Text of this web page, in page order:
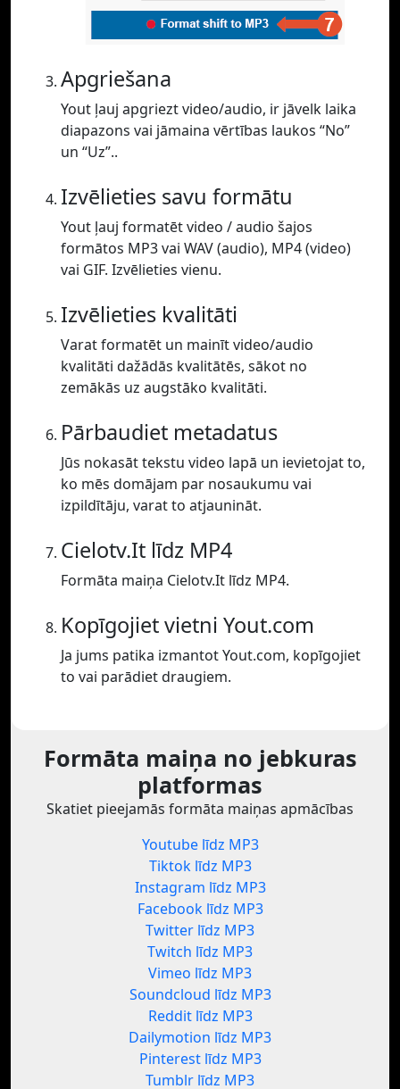
Apgriešana
Yout ļauj apgriezt video/audio, ir jāvelk laika
diapazons vai jāmaina vērtības laukos “No”
un “Uz”..
Izvēlieties savu formātu
Yout ļauj formatēt video / audio šajos
formātos MP3 vai WAV (audio), MP4 (video)
vai GIF. Izvēlieties vienu.
Izvēlieties kvalitāti
Varat formatēt un mainīt video/audio
kvalitāti dažādās kvalitātēs, sākot no
zemākās uz augstāko kvalitāti.
Pārbaudiet metadatus
Jūs nokasāt tekstu video lapā un ievietojat to,
ko mēs domājam par nosaukumu vai
izpildītāju, varat to atjaunināt.
Cielotv.It līdz MP4
Formāta maiņa Cielotv.It līdz MP4.
Kopīgojiet vietni Yout.com
Ja jums patika izmantot Yout.com, kopīgojiet
to vai parādiet draugiem.
Formāta maiņa no jebkuras
platformas
Skatiet pieejamās formāta maiņas apmācības
Youtube līdz MP3
Tiktok līdz MP3
Instagram līdz MP3
Facebook līdz MP3
Twitter līdz MP3
Twitch līdz MP3
Vimeo līdz MP3
Soundcloud līdz MP3
Reddit līdz MP3
Dailymotion līdz MP3
Pinterest līdz MP3
Tumblr līdz MP3